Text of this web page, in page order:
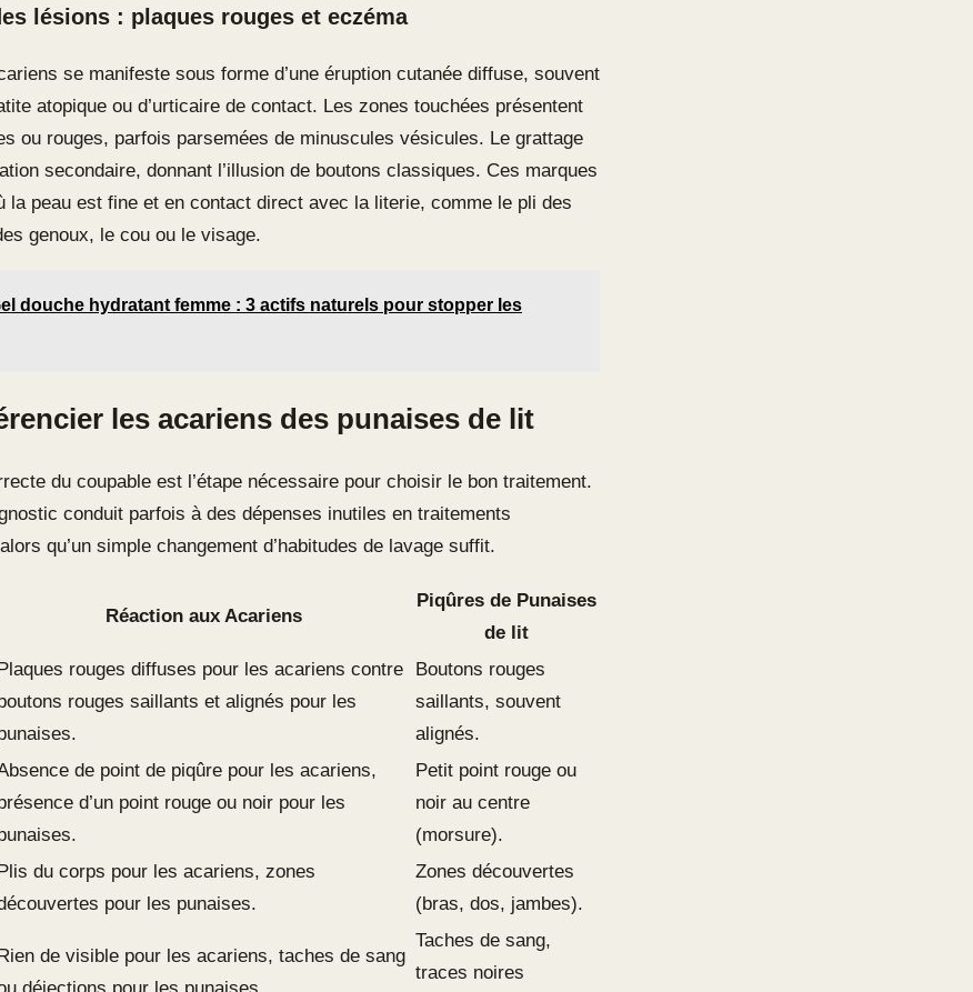
lésions : plaques rouges et eczéma
se manifeste sous forme d’une éruption cutanée diffuse, souvent
atopique ou d’urticaire de contact. Les zones touchées présentent
ou rouges, parfois parsemées de minuscules vésicules. Le grattage
secondaire, donnant l’illusion de boutons classiques. Ces marques
la peau est fine et en contact direct avec la literie, comme le pli des
genoux, le cou ou le visage.
douche hydratant femme : 3 actifs naturels pour stopper les
les acariens des punaises de lit
du coupable est l’étape nécessaire pour choisir le bon traitement.
conduit parfois à des dépenses inutiles en traitements
qu’un simple changement d’habitudes de lavage suffit.
Réaction aux Acariens
Piqûres de Punaises
de lit
rouges diffuses pour les acariens contre
rouges saillants et alignés pour les
Boutons rouges
saillants, souvent
alignés.
de point de piqûre pour les acariens,
d’un point rouge ou noir pour les
Petit point rouge ou
noir au centre
(morsure).
du corps pour les acariens, zones
pour les punaises.
Zones découvertes
(bras, dos, jambes).
de visible pour les acariens, taches de sang
Taches de sang,
traces noires